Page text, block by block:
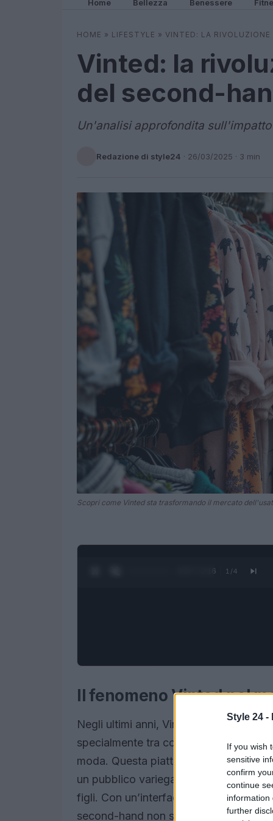
Style 24 -
If you wish
sensitive
confirm
continue
information
further
Home Bellezza Benessere
HOME » LIFESTYLE » VINTED: LA
Vinted: la
del second-
Un'analisi approfondita
Redazione di style24 · 26/03/2025 · 3 min
Scopri come Vinted sta trasformando il mercato
0:28 / 3:16 1 /4
Il fenomeno Vinted nel
Negli ultimi anni, Vinted è diventato un
specialmente tra coloro che cercano
moda. Questa piattaforma di
un pubblico variegato, dalle fashion
figli. Con un’interfaccia intuitiva e
second-hand non solo accessibile,